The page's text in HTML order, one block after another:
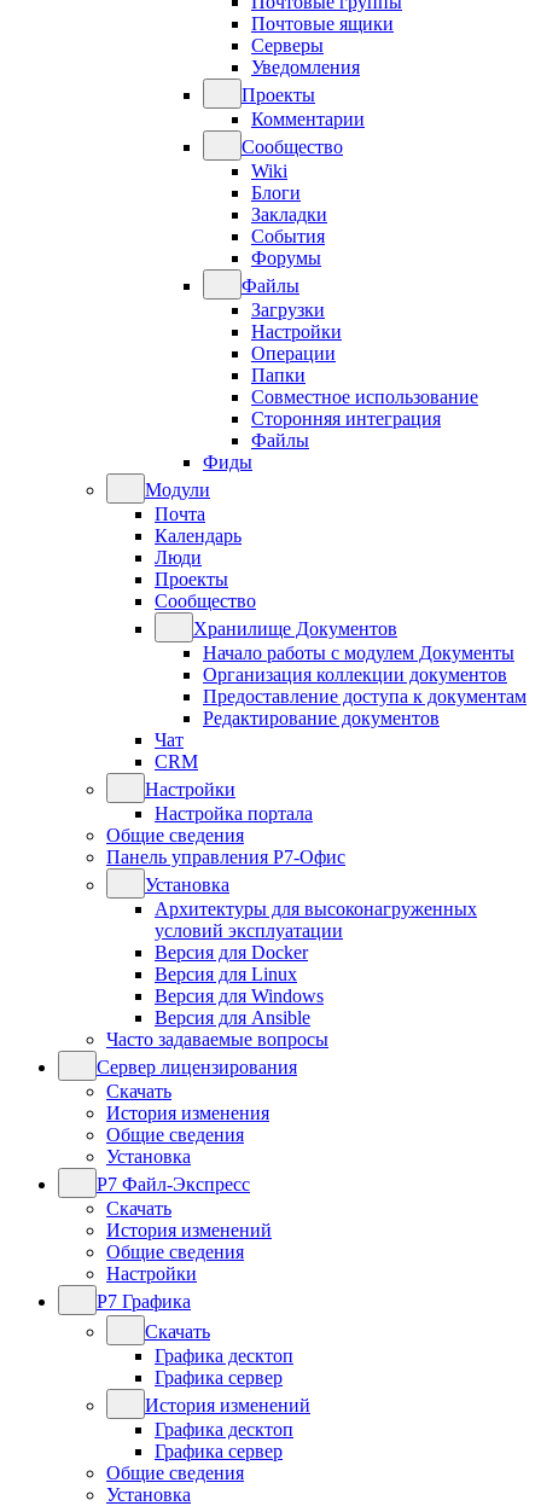
Почтовые ящики
Серверы
Уведомления
Проекты
Комментарии
Сообщество
Wiki
Блоги
Закладки
События
Форумы
Файлы
Загрузки
Настройки
Операции
Папки
Совместное использование
Сторонняя интеграция
Файлы
Фиды
Модули
Почта
Календарь
Люди
Проекты
Сообщество
Хранилище Документов
Начало работы с модулем Документы
Организация коллекции документов
Предоставление доступа к документам
Редактирование документов
Чат
CRM
Настройки
Настройка портала
Общие сведения
Панель управления Р7-Офис
Установка
Архитектуры для высоконагруженных
условий эксплуатации
Версия для Docker
Версия для Linux
Версия для Windows
Версия для Ansible
Часто задаваемые вопросы
Сервер лицензирования
Скачать
История изменения
Общие сведения
Установка
Р7 Файл-Экспресс
Скачать
История изменений
Общие сведения
Настройки
Р7 Графика
Скачать
Графика десктоп
Графика сервер
История изменений
Графика десктоп
Графика сервер
Общие сведения
Установка